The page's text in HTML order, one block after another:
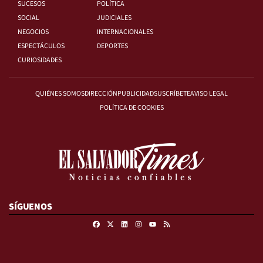
SUCESOS
POLÍTICA
SOCIAL
JUDICIALES
NEGOCIOS
INTERNACIONALES
ESPECTÁCULOS
DEPORTES
CURIOSIDADES
QUIÉNES SOMOSDIRECCIÓNPUBLICIDADSUSCRÍBETEAVISO LEGAL
POLÍTICA DE COOKIES
SÍGUENOS
FacebookLinkedinInstagramRSS